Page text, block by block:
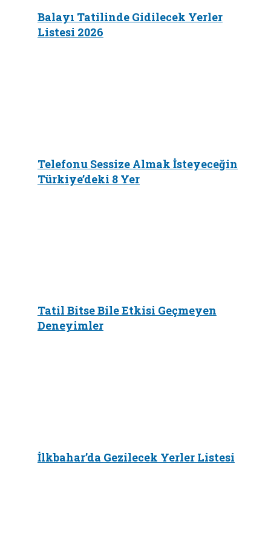
Balayı Tatilinde Gidilecek Yerler
Listesi 2026
Telefonu Sessize Almak İsteyeceğin
Türkiye’deki 8 Yer
Tatil Bitse Bile Etkisi Geçmeyen
Deneyimler
İlkbahar’da Gezilecek Yerler Listesi